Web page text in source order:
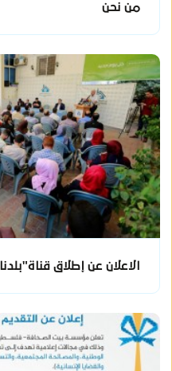
من نحن
الاعلان عن إطلاق